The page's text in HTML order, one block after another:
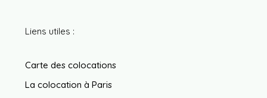
Liens utiles :
Carte des colocations
La colocation à Paris